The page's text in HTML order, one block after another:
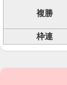
複勝
枠連